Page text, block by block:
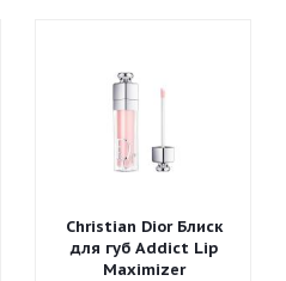
Christian Dior Блиск
для губ Addict Lip
Maximizer